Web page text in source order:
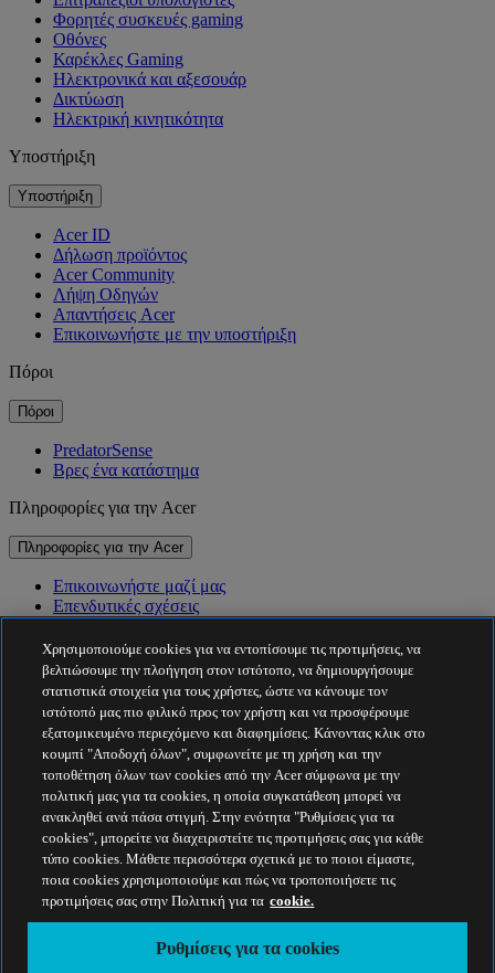
Φορητές συσκευές gaming
Οθόνες
Καρέκλες Gaming
Ηλεκτρονικά και αξεσουάρ
Δικτύωση
Ηλεκτρική κινητικότητα
Υποστήριξη
Υποστήριξη
Acer ID
Δήλωση προϊόντος
Acer Community
Λήψη Οδηγών
Απαντήσεις Acer
Επικοινωνήστε με την υποστήριξη
Πόροι
Πόροι
PredatorSense
Βρες ένα κατάστημα
Πληροφορίες για την Acer
Πληροφορίες για την Acer
Επικοινωνήστε μαζί μας
Επενδυτικές σχέσεις
Βραβεία
Εκδηλώσεις
Βιωσιμότητα
Βιωσιμότητα
Εταιρική κοινωνική ευθύνη
Αποτύπωμα άνθρακα προϊόντος
Project Humanity
Earthion
Πολιτική απορρήτου
Πολιτική για τα cookies
Νομική σημείωση
Πρόσθετες νομικές πληροφορίες
Πολιτική προσβασιμότητας
Χρησιμοποιούμε cookies για να εντοπίσουμε τις προτιμήσεις, να
βελτιώσουμε την πλοήγηση στον ιστότοπο, να δημιουργήσουμε
στατιστικά στοιχεία για τους χρήστες, ώστε να κάνουμε τον
ιστότοπό μας πιο φιλικό προς τον χρήστη και να προσφέρουμε
εξατομικευμένο περιεχόμενο και διαφημίσεις. Κάνοντας κλικ στο
κουμπί "Αποδοχή όλων", συμφωνείτε με τη χρήση και την
τοποθέτηση όλων των cookies από την Acer σύμφωνα με την
πολιτική μας για τα cookies, η οποία συγκατάθεση μπορεί να
ανακληθεί ανά πάσα στιγμή. Στην ενότητα "Ρυθμίσεις για τα
cookies", μπορείτε να διαχειριστείτε τις προτιμήσεις σας για κάθε
τύπο cookies. Μάθετε περισσότερα σχετικά με το ποιοι είμαστε,
ποια cookies χρησιμοποιούμε και πώς να τροποποιήσετε τις
προτιμήσεις σας στην Πολιτική για τα cookie.
Ρυθμίσεις για τα cookies